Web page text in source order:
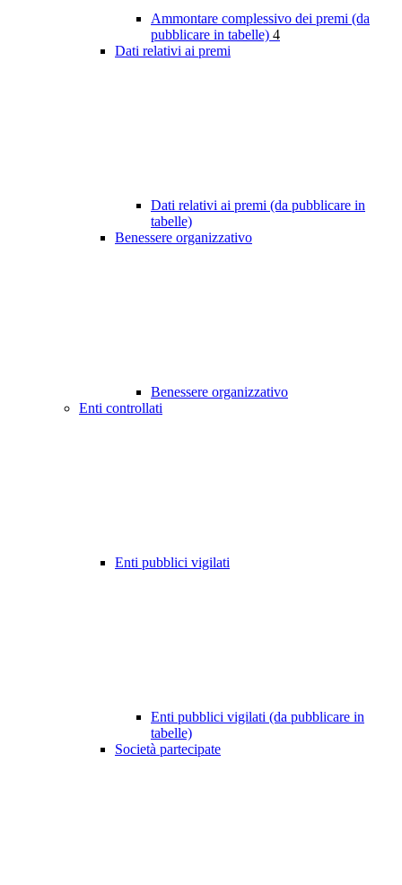
Ammontare complessivo dei premi (da
pubblicare in tabelle) 4
Dati relativi ai premi
Dati relativi ai premi (da pubblicare in
tabelle)
Benessere organizzativo
Benessere organizzativo
Enti controllati
Enti pubblici vigilati
Enti pubblici vigilati (da pubblicare in
tabelle)
Società partecipate